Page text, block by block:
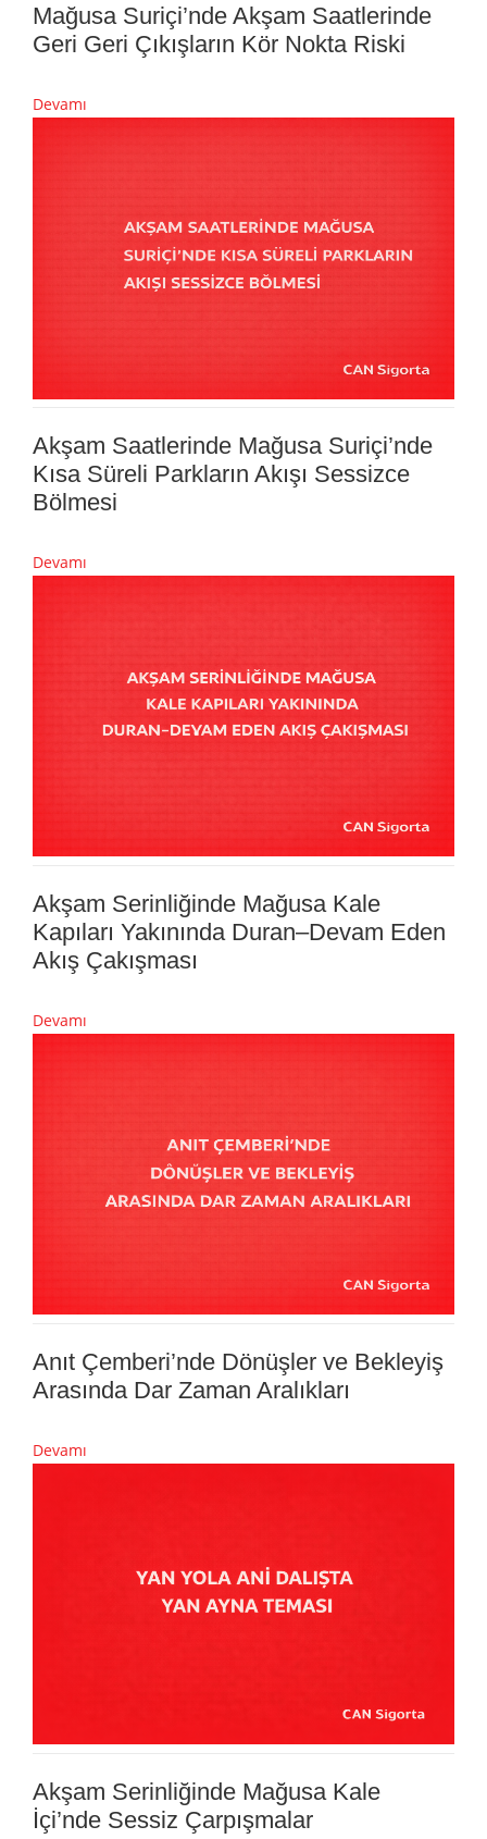
Mağusa Suriçi’nde Akşam Saatlerinde
Geri Geri Çıkışların Kör Nokta Riski
Devamı
Akşam Saatlerinde Mağusa Suriçi’nde
Kısa Süreli Parkların Akışı Sessizce
Bölmesi
Devamı
Akşam Serinliğinde Mağusa Kale
Kapıları Yakınında Duran–Devam Eden
Akış Çakışması
Devamı
Anıt Çemberi’nde Dönüşler ve Bekleyiş
Arasında Dar Zaman Aralıkları
Devamı
Akşam Serinliğinde Mağusa Kale
İçi’nde Sessiz Çarpışmalar